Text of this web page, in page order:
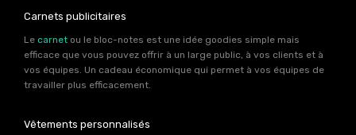
Carnets publicitaires
Le carnet ou le bloc-notes est une idée goodies simple mais
efficace que vous pouvez offrir à un large public, à vos clients et à
vos équipes. Un cadeau économique qui permet à vos équipes de
travailler plus efficacement.
Vêtements personnalisés